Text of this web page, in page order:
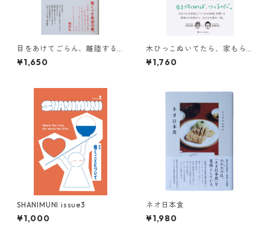
目をあけてごらん、離陸する
から
¥1,650
木ひっこぬいてたら、家もら
った。
¥1,760
SHANIMUNI issue3
¥1,000
ネオ日本食
¥1,980